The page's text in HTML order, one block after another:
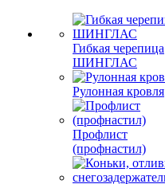
Гибкая черепица
ШИНГЛАС
Рулонная кровля
Профлист
(профнастил)